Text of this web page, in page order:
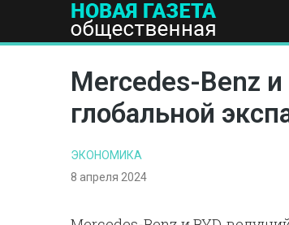
ПОЛИТИКА ОБЩЕСТВО ЭКОНОМИКА
Mercedes-Benz
глобальной
ЭКОНОМИКА
8 апреля 2024